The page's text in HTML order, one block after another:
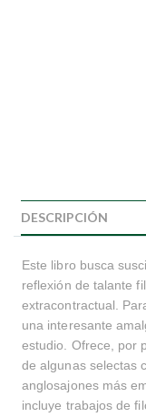
DESCRIPCIÓN
Este libro busca
reflexión de talante
extracontractual.
una interesante
estudio. Ofrece, por
de algunas selectas
anglosajones más
incluye trabajos de